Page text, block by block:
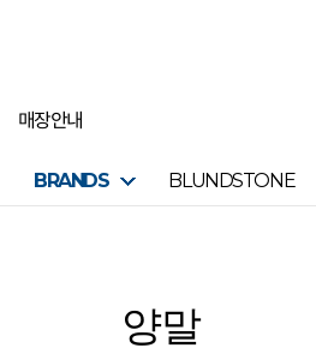
매장안내
BRANDS BLUNDSTONE
양말